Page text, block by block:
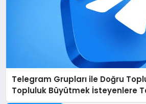
Telegram Grupları ile Doğru
Topluluk Büyütmek İsteyenlere